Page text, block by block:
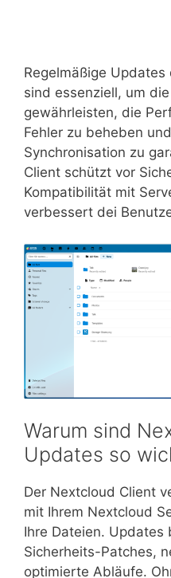
Regelmäßige
sind essenziell, um
gewährleisten, die
Fehler zu beheben
Synchronisation zu
Client schützt vor
Kompatibilität mit
verbessert dei
Warum sind
Updates so
Der Nextcloud Client
mit Ihrem Nextcloud
Ihre Dateien. Updates
Sicherheits-Patches,
optimierte Abläufe.